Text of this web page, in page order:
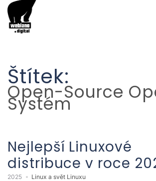
Štítek:
Open-Source
Systém
Nejlepší Linuxové
distribuce v roce
2025 Linux a svět Linuxu